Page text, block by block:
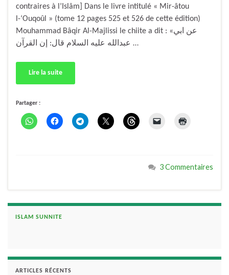
contraires à l’Islâm] Dans le livre intitulé « Mir-âtou
l-‘Ouqoûl » (tome 12 pages 525 et 526 de cette édition)
Mouhammad Bâqir Al-Majlissi le chiite a dit : «عن ابي
عبدالله عليه السلام قال: إن القرآن …
Lire la suite
Partager :
3 Commentaires
ISLAM SUNNITE
ARTICLES RÉCENTS